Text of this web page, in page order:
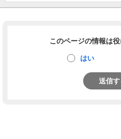
このページの情報は
はい
送信す